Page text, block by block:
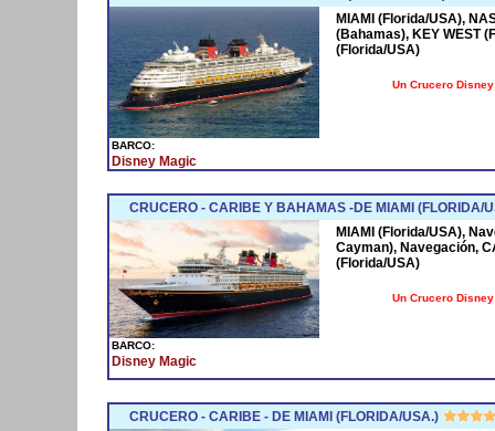
BARCO:
Disney Magic
MIAMI (Florida/USA),
(Bahamas), KEY WEST
(Florida/USA)
Un Crucero
CRUCERO - CARIBE Y BAHAMAS -DE MIAMI (FLORIDA/
BARCO:
Disney Magic
MIAMI (Florida/USA),
Cayman), Navegación,
(Florida/USA)
Un Crucero
CRUCERO - CARIBE - DE MIAMI (FLORIDA/USA.)